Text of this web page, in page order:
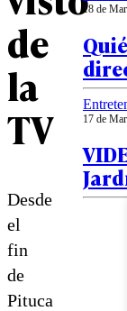
de
la
TV
Desde
el
fin
de
Pituca
18 de
17 de